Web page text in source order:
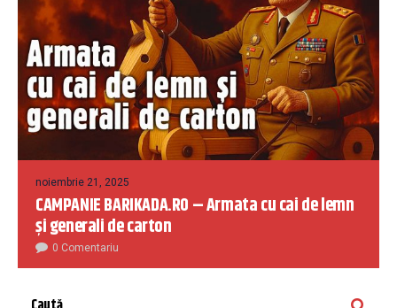
noiembrie 21, 2025
CAMPANIE BARIKADA.RO – Armata cu cai de lemn
și generali de carton
0 Comentariu